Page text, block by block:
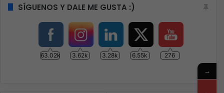
SÍGUENOS Y DALE ME GUSTA :)
63.02k 3.62k 3.28k 6.55k 276
→